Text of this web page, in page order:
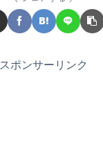
スポンサーリンク